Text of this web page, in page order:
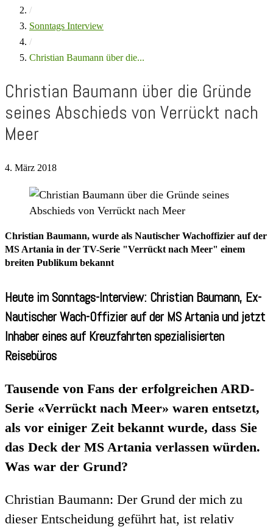
/
Sonntags Interview
/
Christian Baumann über die...
Christian Baumann über die Gründe
seines Abschieds von Verrückt nach
Meer
4. März 2018
Christian Baumann, wurde als Nautischer Wachoffizier auf der
MS Artania in der TV-Serie "Verrückt nach Meer" einem
breiten Publikum bekannt
Heute im Sonntags-Interview: Christian Baumann, Ex-
Nautischer Wach-Offizier auf der MS Artania und jetzt
Inhaber eines auf Kreuzfahrten spezialisierten
Reisebüros
Tausende von Fans der erfolgreichen ARD-
Serie «Verrückt nach Meer» waren entsetzt,
als vor einiger Zeit bekannt wurde, dass Sie
das Deck der MS Artania verlassen würden.
Was war der Grund?
Christian Baumann: Der Grund der mich zu
dieser Entscheidung geführt hat, ist relativ